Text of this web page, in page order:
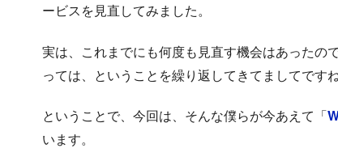
ービスを見直してみました。
実は、これまでにも何度も見直す機会はあったの
っては、ということを繰り返してきてましてですね
ということで、今回は、そんな僕らが今あえて「
います。